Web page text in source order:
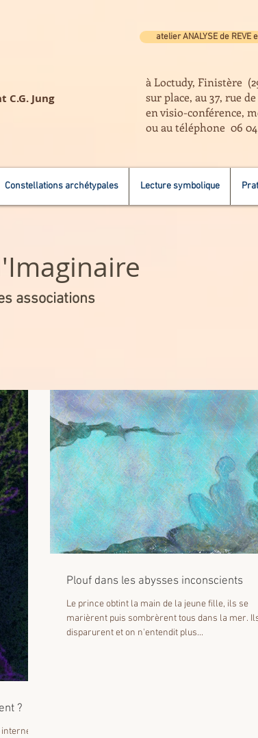
Jung
atelier ANALYSE de
à Loctudy, Finistère
sur place, au 37, rue
en visio-conférence,
ou au téléphone 06 04
Constellations archétypales Lecture symbolique
associations
?
Plouf dans les abysses inconscients
Le prince obtint la main de la jeune fille, ils se
marièrent puis sombrèrent tous dans la mer.
disparurent et on n'entendit plus...